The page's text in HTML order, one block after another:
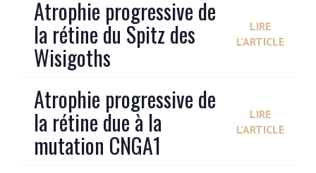
Atrophie progressive de
la rétine du Spitz des
Wisigoths
LIRE
L'ARTICLE
Atrophie progressive de
la rétine due à la
mutation CNGA1
LIRE
L'ARTICLE